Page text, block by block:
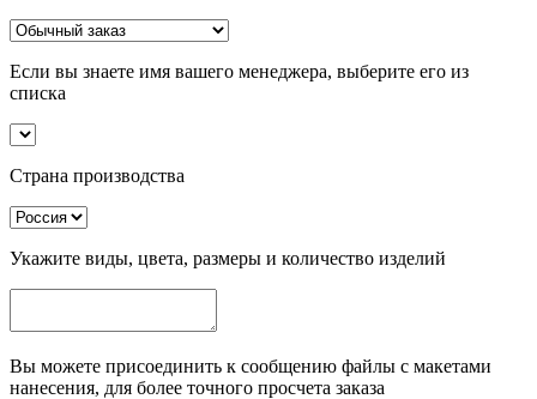
Если вы знаете имя вашего менеджера, выберите его из
списка
Страна производства
Укажите виды, цвета, размеры и количество изделий
Вы можете присоединить к сообщению файлы с макетами
нанесения, для более точного просчета заказа